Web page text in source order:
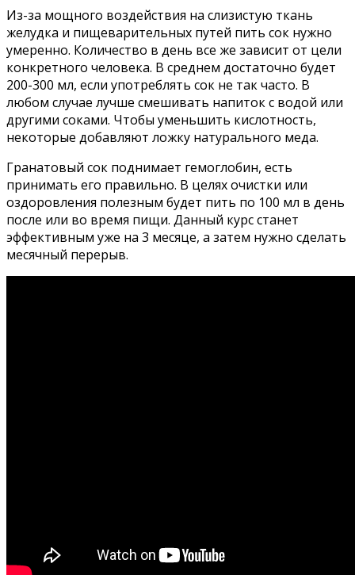
Из-за мощного воздействия на слизистую ткань
желудка и пищеварительных путей пить сок нужно
умеренно. Количество в день все же зависит от цели
конкретного человека. В среднем достаточно будет
200-300 мл, если употреблять сок не так часто. В
любом случае лучше смешивать напиток с водой или
другими соками. Чтобы уменьшить кислотность,
некоторые добавляют ложку натурального меда.
Гранатовый сок поднимает гемоглобин, есть
принимать его правильно. В целях очистки или
оздоровления полезным будет пить по 100 мл в день
после или во время пищи. Данный курс станет
эффективным уже на 3 месяце, а затем нужно сделать
месячный перерыв.